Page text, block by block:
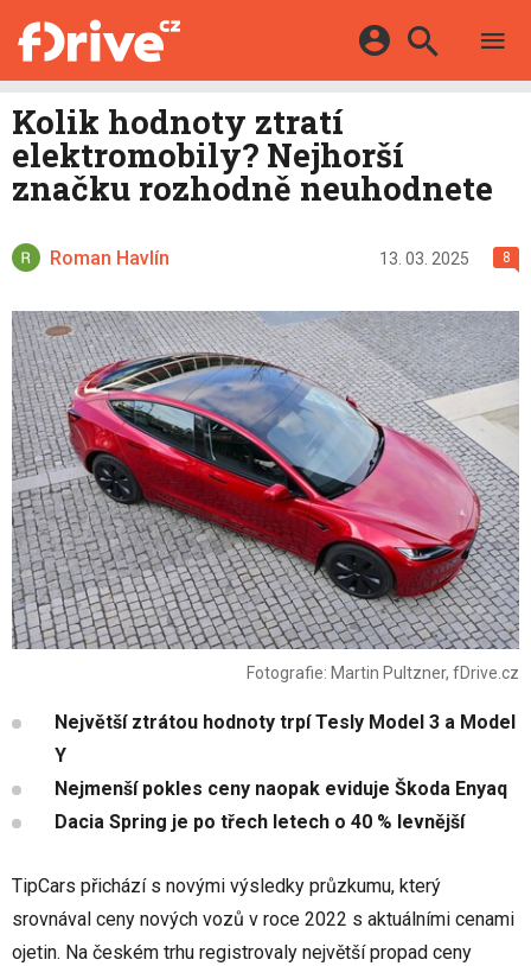
KATALOG
MAPA STANIC
DALŠÍ
HYBRIDY
E-MOTORSPORT
OSTATNÍ
Facebook Google
Kolik hodnoty ztratí
elektromobily? Nejhorší
značku rozhodně neuhodnete
Roman Havlín 13. 03. 2025 8
Fotografie: Martin Pultzner, fDrive.cz
Největší ztrátou hodnoty trpí Tesly Model 3 a Model
Y
Nejmenší pokles ceny naopak eviduje Škoda Enyaq
Dacia Spring je po třech letech o 40 % levnější
TipCars přichází s novými výsledky průzkumu, který
srovnával ceny nových vozů v roce 2022 s aktuálními cenami
ojetin. Na českém trhu registrovaly největší propad ceny